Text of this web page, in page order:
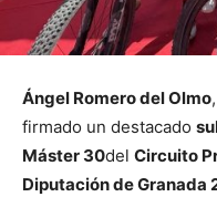
Ángel Romero del Olmo
firmado un destacado
Máster 30del Circuito
Diputación de Granada